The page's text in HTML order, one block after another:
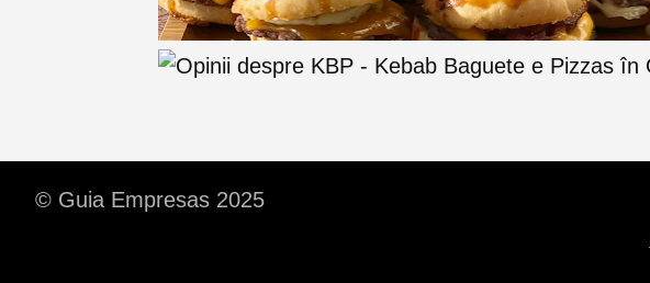
© Guia Empresas 2025